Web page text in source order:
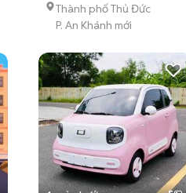
Thành phố Thủ Đức
P. An Khánh mới